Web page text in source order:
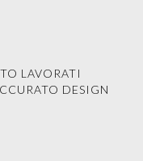
LAVORATI
DESIGN